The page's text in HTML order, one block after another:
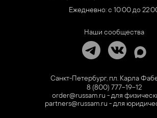
Ежедневно: с 10:00 до
Наши сообщества
Санкт-Петербург, пл. Карла
8 (800) 777-19-12
order@russam.ru - для
partners@russam.ru - для